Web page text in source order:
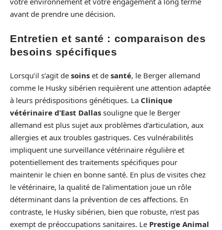
avant de prendre une décision.
Entretien et santé : comparaison des
besoins spécifiques
Lorsqu’il s’agit de soins et de santé, le Berger allemand
comme le Husky sibérien requièrent une attention adaptée
à leurs prédispositions génétiques. La Clinique
vétérinaire d’East Dallas souligne que le Berger
allemand est plus sujet aux problèmes d’articulation, aux
allergies et aux troubles gastriques. Ces vulnérabilités
impliquent une surveillance vétérinaire régulière et
potentiellement des traitements spécifiques pour
maintenir le chien en bonne santé. En plus de visites chez
le vétérinaire, la qualité de l’alimentation joue un rôle
déterminant dans la prévention de ces affections. En
contraste, le Husky sibérien, bien que robuste, n’est pas
exempt de préoccupations sanitaires. Le Prestige Animal